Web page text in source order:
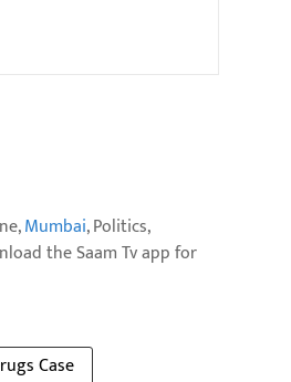
Mumbai, Politics,
the Saam Tv app for
Case